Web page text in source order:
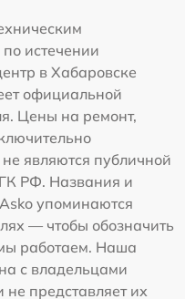
истечении
в Хабаровске
официальной
Цены на ремонт,
являются публичной
РФ. Названия и
упоминаются
— чтобы обозначить
работаем. Наша
с владельцами
представляет их